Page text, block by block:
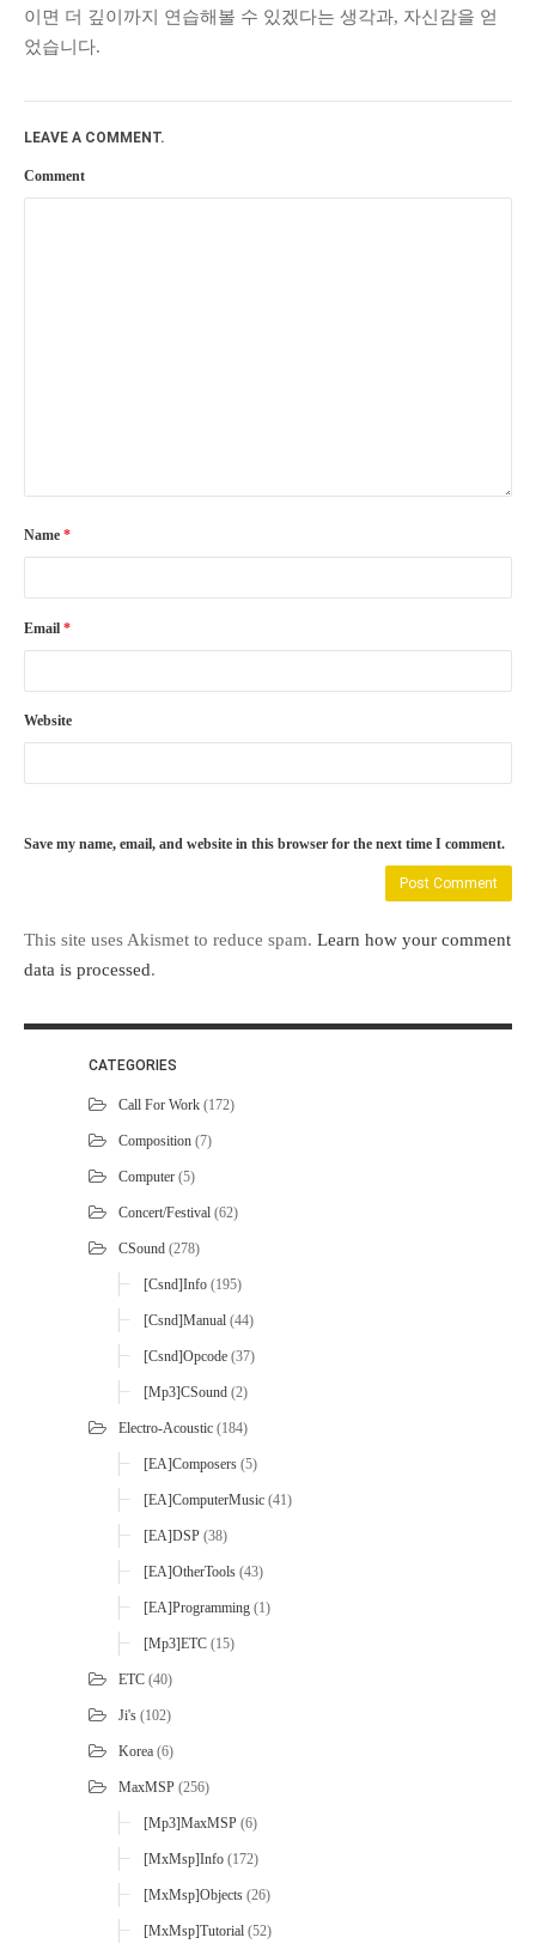
이면 더 깊이까지 연습해볼 수 있겠다는 생각과, 자신감을 얻
었습니다.
LEAVE A COMMENT.
Comment
Name *
Email *
Website
Save my name, email, and website in this browser for the next time I comment.
This site uses Akismet to reduce spam. Learn how your comment
data is processed.
CATEGORIES
Call For Work (172)
Composition (7)
Computer (5)
Concert/Festival (62)
CSound (278)
[Csnd]Info (195)
[Csnd]Manual (44)
[Csnd]Opcode (37)
[mp3]CSound (2)
Electro-Acoustic (184)
[EA]Composers (5)
[EA]ComputerMusic (41)
[EA]DSP (38)
[EA]OtherTools (43)
[EA]Programming (1)
[mp3]ETC (15)
ETC (40)
Ji's (102)
Korea (6)
MaxMSP (256)
[mp3]MaxMSP (6)
[MxMsp]Info (172)
[MxMsp]Objects (26)
[MxMsp]Tutorial (52)